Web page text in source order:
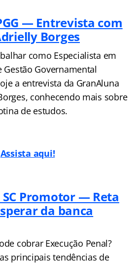
— Entrevista com
Borges
como Especialista em
Gestão Governamental
a entrevista da GranAluna
conhecendo mais sobre
de estudos.
Assista aqui!
SC Promotor — Reta
da banca
cobrar Execução Penal?
principais tendências de